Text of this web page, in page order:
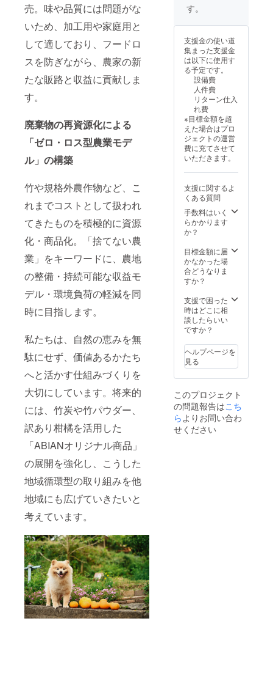
売。味や品質には問題がな
いため、加工用や家庭用と
して適しており、フードロ
スを防ぎながら、農家の新
たな販路と収益に貢献しま
す。
廃棄物の再資源化による
「ゼロ・ロス型農業モデ
ル」の構築
竹や規格外農作物など、こ
れまでコストとして扱われ
てきたものを積極的に資源
化・商品化。「捨てない農
業」をキーワードに、農地
の整備・持続可能な収益モ
デル・環境負荷の軽減を同
時に目指します。
私たちは、自然の恵みを無
駄にせず、価値あるかたち
へと活かす仕組みづくりを
大切にしています。将来的
には、竹炭や竹パウダー、
訳あり柑橘を活用した
「ABIANオリジナル商品」
の展開を強化し、こうした
地域循環型の取り組みを他
地域にも広げていきたいと
考えています。
す。
支援金の使い道
集まった支援金
は以下に使用す
る予定です。
設備費
人件費
リターン仕入
れ費
※目標金額を超
えた場合はプロ
ジェクトの運営
費に充てさせて
いただきます。
支援に関するよ
くある質問
手数料はいく
らかかります
か？
目標金額に届
かなかった場
合どうなりま
すか？
支援で困った
時はどこに相
談したらいい
ですか？
ヘルプページを
見る
このプロジェクト
の問題報告はこち
ら よりお問い合わ
せください